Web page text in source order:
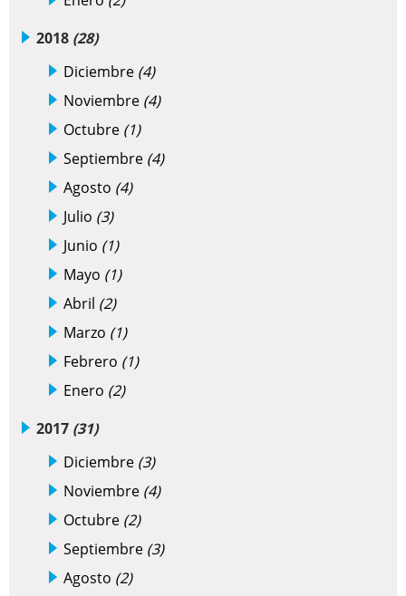
2018 (28)
Diciembre (4)
Noviembre (4)
Octubre (1)
Septiembre (4)
Agosto (4)
Julio (3)
Junio (1)
Mayo (1)
Abril (2)
Marzo (1)
Febrero (1)
Enero (2)
2017 (31)
Diciembre (3)
Noviembre (4)
Octubre (2)
Septiembre (3)
Agosto (2)